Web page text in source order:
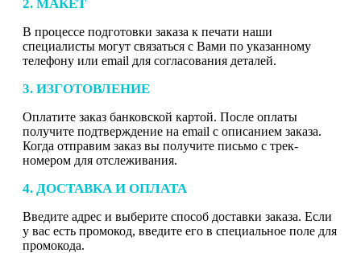
2. МАКЕТ
В процессе подготовки заказа к печати наши
специалисты могут связаться с Вами по указанному
телефону или email для согласования деталей.
3. ИЗГОТОВЛЕНИЕ
Оплатите заказ банковской картой. После оплаты
получите подтверждение на email с описанием заказа.
Когда отправим заказ вы получите письмо с трек-
номером для отслеживания.
4. ДОСТАВКА И ОПЛАТА
Введите адрес и выберите способ доставки заказа. Если
у вас есть промокод, введите его в специальное поле для
промокода.